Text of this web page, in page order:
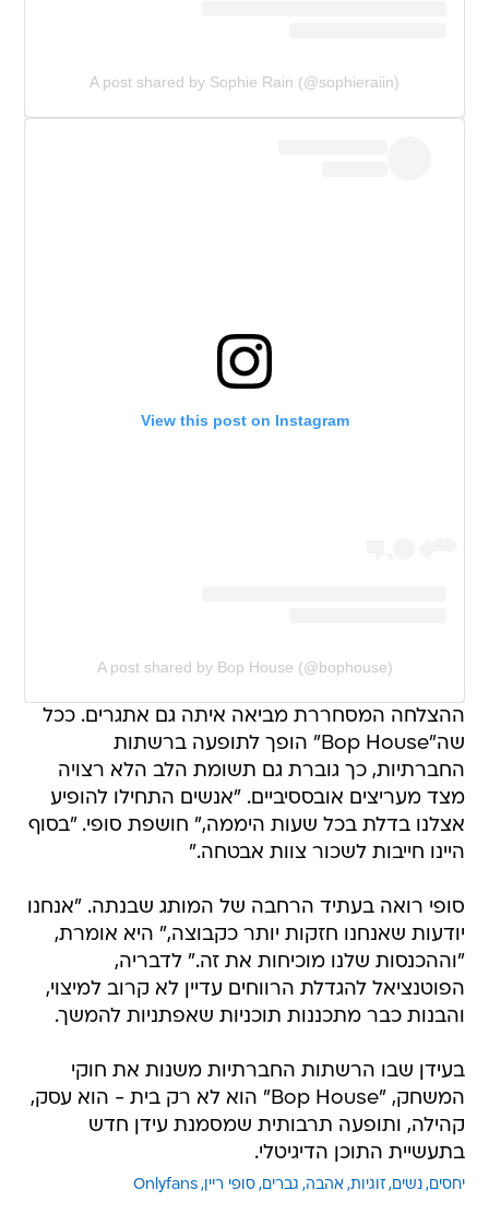
A post shared by Sophie Rain (@sophieraiin)
View this post on Instagram
A post shared by Bop House (@bophouse)
ההצלחה המסחררת מביאה איתה גם אתגרים. ככל
שה"Bop House" הופך לתופעה ברשתות
החברתיות, כך גוברת גם תשומת הלב הלא רצויה
מצד מעריצים אובססיביים. "אנשים התחילו להופיע
אצלנו בדלת בכל שעות היממה," חושפת סופי. "בסוף
היינו חייבות לשכור צוות אבטחה."
סופי רואה בעתיד הרחבה של המותג שבנתה. "אנחנו
יודעות שאנחנו חזקות יותר כקבוצה," היא אומרת,
"וההכנסות שלנו מוכיחות את זה." לדבריה,
הפוטנציאל להגדלת הרווחים עדיין לא קרוב למיצוי,
והבנות כבר מתכננות תוכניות שאפתניות להמשך.
בעידן שבו הרשתות החברתיות משנות את חוקי
המשחק, "Bop House" הוא לא רק בית - הוא עסק,
קהילה, ותופעה תרבותית שמסמנת עידן חדש
בתעשיית התוכן הדיגיטלי.
יחסים נשים זוגיות אהבה גברים סופי ריין Onlyfans